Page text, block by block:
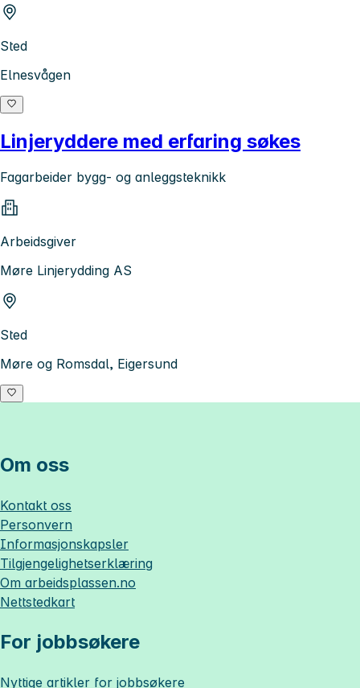
Sted
Elnesvågen
Linjeryddere med erfaring søkes
Fagarbeider bygg- og anleggsteknikk
Arbeidsgiver
Møre Linjerydding AS
Sted
Møre og Romsdal, Eigersund
Om oss
Kontakt oss
Personvern
Informasjonskapsler
Tilgjengelighetserklæring
Om arbeidsplassen.no
Nettstedkart
For jobbsøkere
Nyttige artikler for jobbsøkere